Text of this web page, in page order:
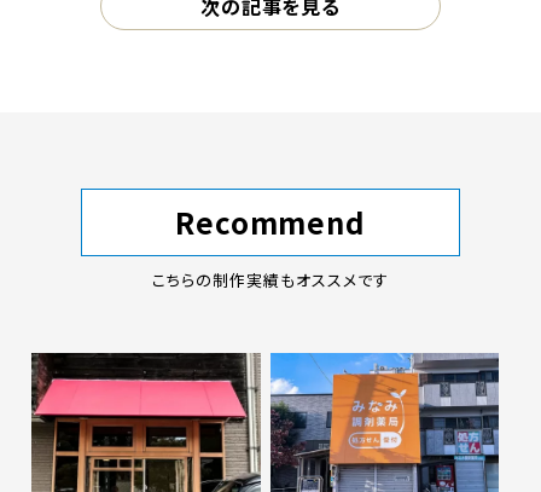
次の記事を見る
Recommend
こちらの制作実績もオススメです